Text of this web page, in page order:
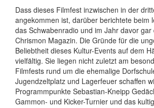
Dass dieses Filmfest inzwischen in der
angekommen ist, darüber berichtete beim
das Schwabenradio und im Jahr davor
Chrismon Magazin. Die Gründe für die
Beliebtheit dieses Kultur-Events auf dem
vielfältig. Sie liegen nicht zuletzt am
Filmfests rund um die ehemalige
Jugendzeltplatz und Lagerfeuer schaffen
Programmpunkte Sebastian-Kneipp
Gammon- und Kicker-Turnier und das